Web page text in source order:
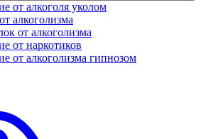
от алкоголя уколом
алкоголизма
от алкоголизма
от наркотиков
от алкоголизма гипнозом